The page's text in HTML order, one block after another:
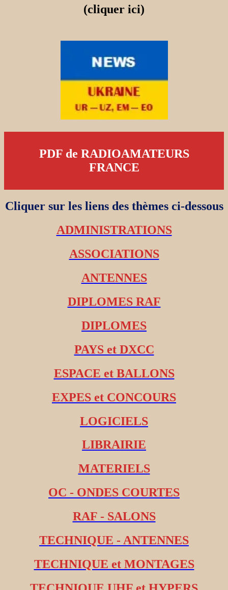
(cliquer ici)
PDF de RADIOAMATEURS
FRANCE
Cliquer sur les liens des thèmes ci-dessous
ADMINISTRATIONS
ASSOCIATIONS
ANTENNES
DIPLOMES RAF
DIPLOMES
PAYS et DXCC
ESPACE et BALLONS
EXPES et CONCOURS
LOGICIELS
LIBRAIRIE
MATERIELS
OC - ONDES COURTES
RAF - SALONS
TECHNIQUE - ANTENNES
TECHNIQUE et MONTAGES